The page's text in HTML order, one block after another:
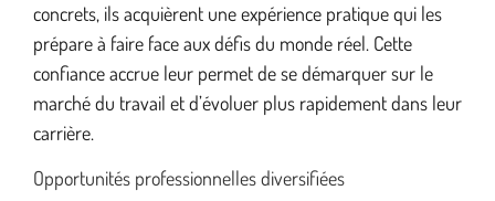
concrets, ils acquièrent une expérience pratique qui les
prépare à faire face aux défis du monde réel. Cette
confiance accrue leur permet de se démarquer sur le
marché du travail et d’évoluer plus rapidement dans leur
carrière.
Opportunités professionnelles diversifiées